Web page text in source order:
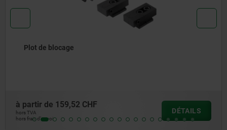
Plot de blocage
à partir de 159,52 CHF
hors TVA
hors frais d’envoi
DÉTAILS